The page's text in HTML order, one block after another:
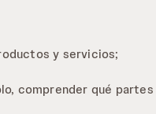
y servicios;
comprender qué